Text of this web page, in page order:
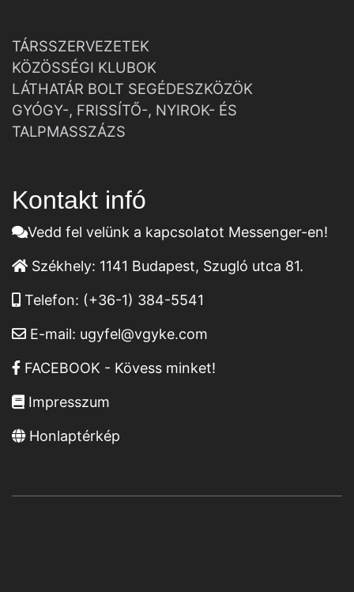
TÁRSSZERVEZETEK
KÖZÖSSÉGI KLUBOK
LÁTHATÁR BOLT SEGÉDESZKÖZÖK
GYÓGY-, FRISSÍTŐ-, NYIROK- ÉS
TALPMASSZÁZS
Kontakt infó
Vedd fel velünk a kapcsolatot Messenger-en!
Székhely: 1141 Budapest, Szugló utca 81.
Telefon: (+36-1) 384-5541
E-mail: ugyfel@vgyke.com
FACEBOOK - Kövess minket!
Impresszum
Honlaptérkép